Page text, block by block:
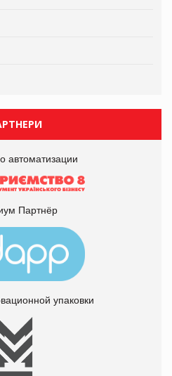
автоматизации
Партнёр
упаковки